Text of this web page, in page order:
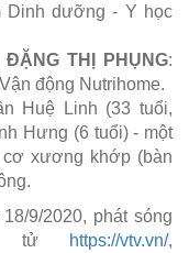
Dinh dưỡng - Y học
THỊ PHỤNG:
động Nutrihome.
Huệ Linh (33 tuổi,
Hưng (6 tuổi) - một
xương khớp (bàn
9/2020, phát sóng
tử
https://vtv.vn/,